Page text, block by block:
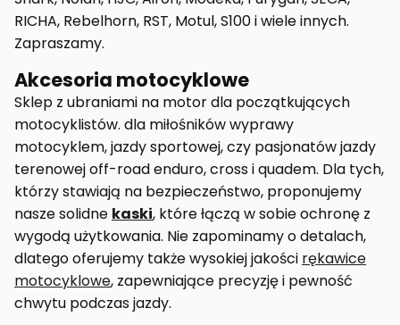
RICHA, Rebelhorn, RST, Motul, S100 i wiele innych.
Zapraszamy.
Akcesoria motocyklowe
Sklep z ubraniami na motor dla początkujących
motocyklistów. dla miłośników wyprawy
motocyklem, jazdy sportowej, czy pasjonatów jazdy
terenowej off-road enduro, cross i quadem. Dla tych,
którzy stawiają na bezpieczeństwo, proponujemy
nasze solidne kaski, które łączą w sobie ochronę z
wygodą użytkowania. Nie zapominamy o detalach,
dlatego oferujemy także wysokiej jakości rękawice
motocyklowe, zapewniające precyzję i pewność
chwytu podczas jazdy.